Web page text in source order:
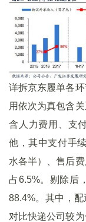
详拆京东履单各
用依次为真包含
含人力费用、支
他，其中支付手
水各半）、售后
占6.5%。剔除后
88.4%。其中，
对比快递公司较